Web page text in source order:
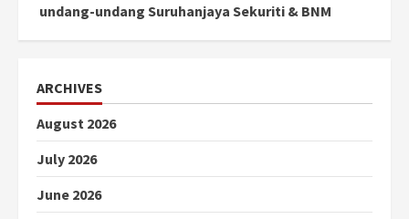
undang-undang Suruhanjaya Sekuriti & BNM
ARCHIVES
August 2026
July 2026
June 2026